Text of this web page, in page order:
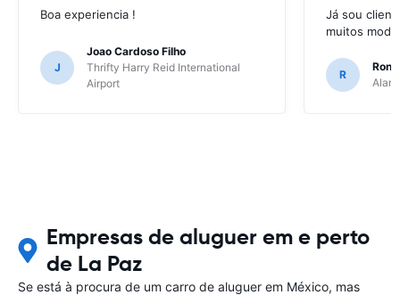
Boa experiencia !
J
Joao Cardoso Filho
Thrifty Harry Reid International
Airport
Já sou
muitos
R
Empresas de aluguer em e perto
de La Paz
Se está à procura de um carro de aluguer em México, mas